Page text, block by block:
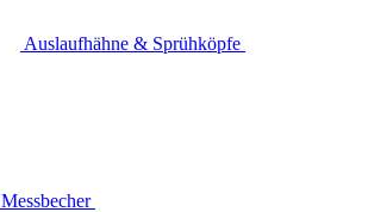
Auslaufhähne & Sprühköpfe
Messbecher